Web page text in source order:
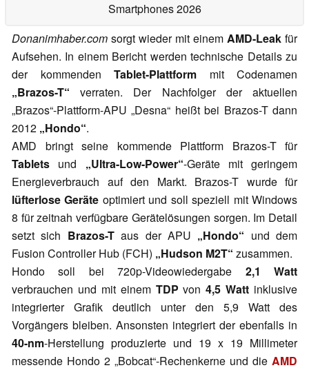
Smartphones 2026
Donanimhaber.com sorgt wieder mit einem AMD-Leak für
Aufsehen. In einem Bericht werden technische Details zu
der kommenden Tablet-Plattform mit Codenamen
„Brazos-T“ verraten. Der Nachfolger der aktuellen
„Brazos“-Plattform-APU „Desna“ heißt bei Brazos-T dann
2012 „Hondo“.
AMD bringt seine kommende Plattform Brazos-T für
Tablets und „Ultra-Low-Power“-Geräte mit geringem
Energieverbrauch auf den Markt. Brazos-T wurde für
lüfterlose Geräte optimiert und soll speziell mit Windows
8 für zeitnah verfügbare Gerätelösungen sorgen. Im Detail
setzt sich Brazos-Taus der APU „Hondo“ und dem
Fusion Controller Hub (FCH) „Hudson M2T“ zusammen.
Hondo soll bei 720p-Videowiedergabe 2,1 Watt
verbrauchen und mit einem TDP von4,5 Watt inklusive
integrierter Grafik deutlich unter den 5,9 Watt des
Vorgängers bleiben. Ansonsten integriert der ebenfalls in
40-nm-Herstellung produzierte und 19 x 19 Millimeter
messende Hondo 2 „Bobcat“-Rechenkerne und die AMD